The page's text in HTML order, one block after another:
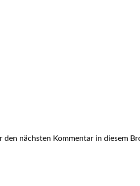
nächsten Kommentar in diesem